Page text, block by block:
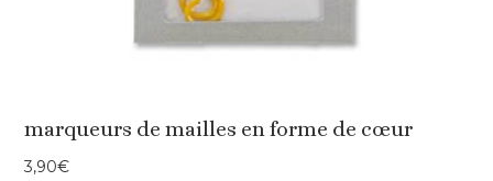
marqueurs de mailles en forme de cœur
3,90€